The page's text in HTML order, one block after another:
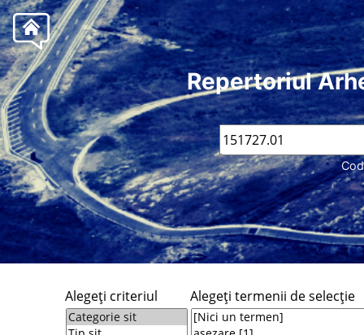
Repertoriul
Cod
Alegeţi criteriul Alegeţi termenii de selecţie